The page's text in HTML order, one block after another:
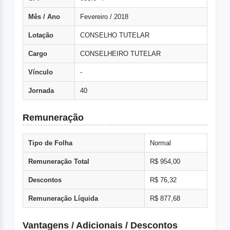
Mês / Ano Fevereiro / 2018
Lotação CONSELHO TUTELAR
Cargo CONSELHEIRO TUTELAR
Vínculo -
Jornada 40
Remuneração
Tipo de Folha Normal
Remuneração Total R$ 954,00
Descontos R$ 76,32
Remuneração Líquida R$ 877,68
Vantagens / Adicionais / Descontos